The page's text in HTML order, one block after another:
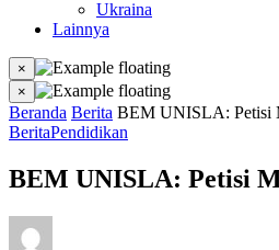
Ukraina
Lainnya
×
×
Beranda Berita BEM UNISLA: Petisi
BeritaPendidikan
BEM UNISLA: Petisi